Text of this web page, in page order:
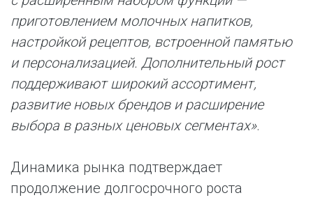
приготовлением молочных напитков,
настройкой рецептов, встроенной памятью
и персонализацией. Дополнительный рост
поддерживают широкий ассортимент,
развитие новых брендов и расширение
выбора в разных ценовых сегментах».
Динамика рынка подтверждает
продолжение долгосрочного роста